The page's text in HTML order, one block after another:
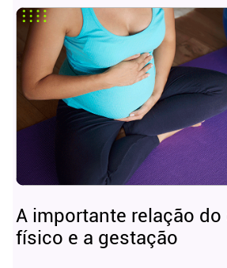
A importante relação do
físico e a gestação